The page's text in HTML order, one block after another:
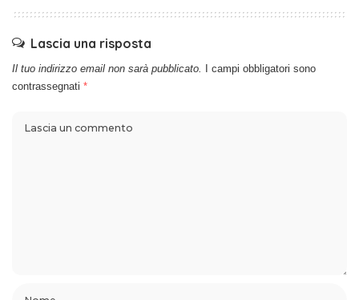
Lascia una risposta
Il tuo indirizzo email non sarà pubblicato.
I campi obbligatori sono
contrassegnati *